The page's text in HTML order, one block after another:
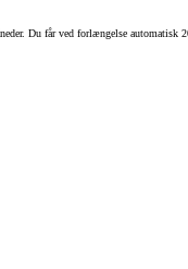
Du får ved forlængelse automatisk